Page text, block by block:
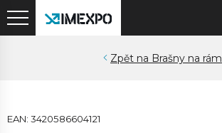
Brašny na rám
EAN: 3420586604121